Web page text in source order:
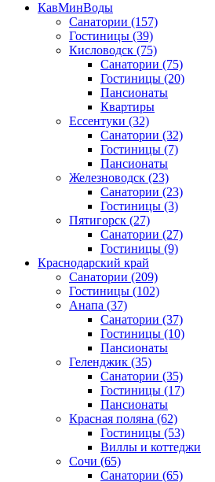
КавМинВоды
Санатории (157)
Гостиницы (39)
Кисловодск (75)
Санатории (75)
Гостиницы (20)
Пансионаты
Квартиры
Ессентуки (32)
Санатории (32)
Гостиницы (7)
Пансионаты
Железноводск (23)
Санатории (23)
Гостиницы (3)
Пятигорск (27)
Санатории (27)
Гостиницы (9)
Краснодарский край
Санатории (209)
Гостиницы (102)
Анапа (37)
Санатории (37)
Гостиницы (10)
Пансионаты
Геленджик (35)
Санатории (35)
Гостиницы (17)
Пансионаты
Красная поляна (62)
Гостиницы (53)
Виллы и коттеджи
Сочи (65)
Санатории (65)